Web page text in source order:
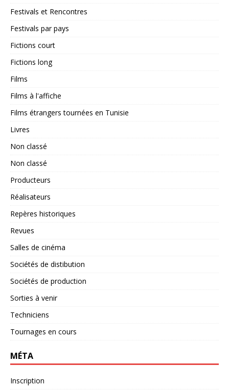
Festivals et Rencontres
Festivals par pays
Fictions court
Fictions long
Films
Films à l'affiche
Films étrangers tournées en Tunisie
Livres
Non classé
Non classé
Producteurs
Réalisateurs
Repères historiques
Revues
Salles de cinéma
Sociétés de distibution
Sociétés de production
Sorties à venir
Techniciens
Tournages en cours
MÉTA
Inscription